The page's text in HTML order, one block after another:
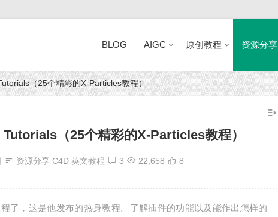
BLOG AIGC 原创教程 资源分享
（25个精彩的X-Particles教程）
（25个精彩的X-Particles教程）
资源分享 C4D 英文教程 3 22,658 8
了，这是他发布的热身教程。了解插件的功能以及能作出怎样的